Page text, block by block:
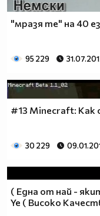
"мразя те" на 40
95 229
#13 Minecraft: Как
30 229
( Една от най -
Ye ( Високо